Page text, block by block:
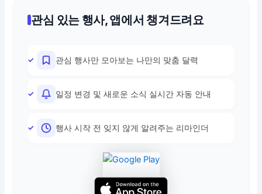
관심 있는 행사, 앱에서 챙겨드려요
관심 행사만 모아보는 나만의 맞춤 달력
일정 변경 및 새로운 소식 실시간 자동 안내
행사 시작 전 잊지 않게 알려주는 리마인더